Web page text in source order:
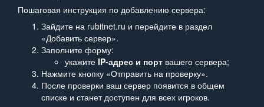
Пошаговая инструкция по добавлению сервера:
Зайдите на rubitnet.ru и перейдите в раздел
«Добавить сервер».
Заполните форму:
укажите IP‑адрес и порт вашего сервера;
Нажмите кнопку «Отправить на проверку».
После проверки ваш сервер появится в общем
списке и станет доступен для всех игроков.